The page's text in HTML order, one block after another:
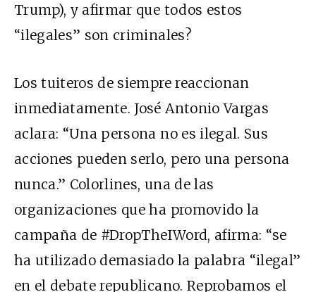
Trump), y afirmar que todos estos
“ilegales” son criminales?
Los tuiteros de siempre reaccionan
inmediatamente. José Antonio Vargas
aclara: “Una persona no es ilegal. Sus
acciones pueden serlo, pero una persona
nunca.” Colorlines, una de las
organizaciones que ha promovido la
campaña de #DropTheIWord, afirma: “se
ha utilizado demasiado la palabra “ilegal”
en el debate republicano. Reprobamos el